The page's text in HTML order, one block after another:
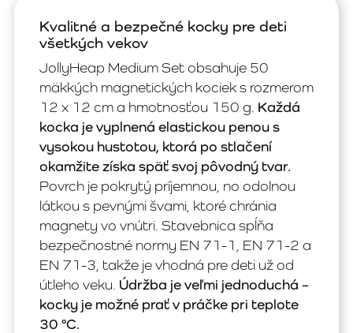
Kvalitné a bezpečné kocky pre deti
všetkých vekov
JollyHeap Medium Set obsahuje 50
mäkkých magnetických kociek s rozmerom
12 x 12 cm a hmotnosťou 150 g. Každá
kocka je vyplnená elastickou penou s
vysokou hustotou, ktorá po stlačení
okamžite získa späť svoj pôvodný tvar.
Povrch je pokrytý príjemnou, no odolnou
látkou s pevnými švami, ktoré chránia
magnety vo vnútri. Stavebnica spĺňa
bezpečnostné normy EN 71-1, EN 71-2 a
EN 71-3, takže je vhodná pre deti už od
útleho veku. Údržba je veľmi jednoduchá –
kocky je možné prať v práčke pri teplote
30 °C.